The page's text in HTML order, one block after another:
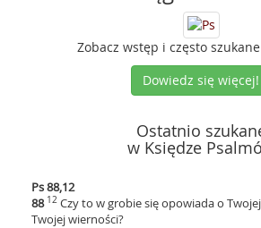
Zobacz wstęp i często
Dowiedz się więcej!
Ostatnio
w Księdze
Ps 88,12
88 12 Czy to w grobie się opowiada o Twojej
Twojej wierności?